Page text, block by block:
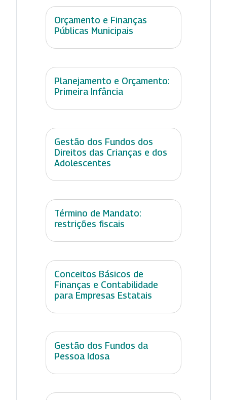
Orçamento e Finanças
Públicas Municipais
Planejamento e Orçamento:
Primeira Infância
Gestão dos Fundos dos
Direitos das Crianças e dos
Adolescentes
Término de Mandato:
restrições fiscais
Conceitos Básicos de
Finanças e Contabilidade
para Empresas Estatais
Gestão dos Fundos da
Pessoa Idosa